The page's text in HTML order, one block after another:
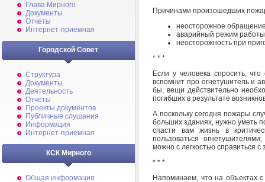
Глава Мирного
Документы
Отчеты
Интернет-приемная
Городской Совет
Структура
Документы
Деятельность
Отчеты
Проекты документов
Публичные слушания
Информация
Интернет-приемная
КСК Мирного
Общая информация
Причинами произошедших
неосторожное
аварийный режим
неосторожность при
* * *
Если у человека спросить,
вспомнит про огнетушитель и
бы, вещи действительно
погибших в результате
А поскольку сегодня пожары
больших зданиях, нужно уметь
спасти вам жизнь в
пользоваться
можно с легкостью справиться с
* * *
Напоминаем, что на объектах